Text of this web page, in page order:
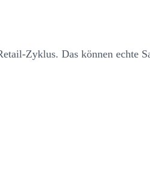
Zyklus. Das können echte